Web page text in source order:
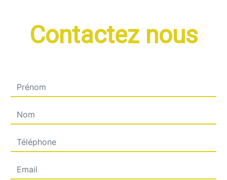
Contactez nous